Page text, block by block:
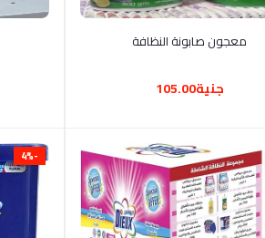
أضف إلى السلة
معجون صابونة النظافة
جنية105.00
-4%